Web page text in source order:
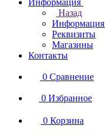
Информация
Назад
Информация
Реквизиты
Магазины
Контакты
0 Сравнение
0 Избранное
0 Корзина